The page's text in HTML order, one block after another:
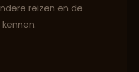
reizen en de